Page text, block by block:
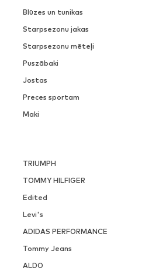
Blūzes un tunikas
Starpsezonu jakas
Starpsezonu mēteļi
Puszābaki
Jostas
Preces sportam
Maki
TRIUMPH
TOMMY HILFIGER
Edited
Levi's
ADIDAS PERFORMANCE
Tommy Jeans
ALDO